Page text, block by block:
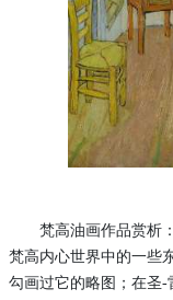
梵高油画作品赏析
梵高内心世界中的一些
勾画过它的略图；在圣-